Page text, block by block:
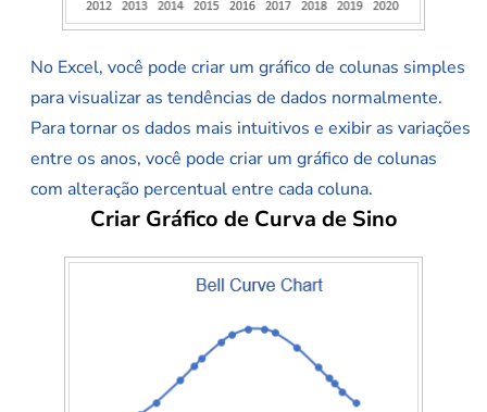
No Excel, você pode criar um gráfico de colunas simples
para visualizar as tendências de dados normalmente.
Para tornar os dados mais intuitivos e exibir as variações
entre os anos, você pode criar um gráfico de colunas
com alteração percentual entre cada coluna.
Criar Gráfico de Curva de Sino